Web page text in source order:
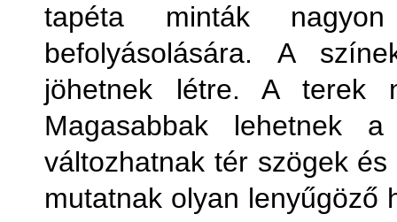
tapéta minták
befolyásolására. A
jöhetnek létre. A terek
Magasabbak lehetnek
változhatnak tér szögek
mutatnak olyan lenyűgöző